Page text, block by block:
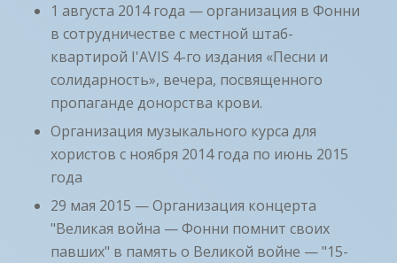
1 августа 2014 года — организация в Фонни
в сотрудничестве с местной штаб-
квартирой I'AVIS 4-го издания «Песни и
солидарность», вечера, посвященного
пропаганде донорства крови.
Организация музыкального курса для
хористов с ноября 2014 года по июнь 2015
года
29 мая 2015 — Организация концерта
"Великая война — Фонни помнит своих
павших" в память о Великой войне — "15-